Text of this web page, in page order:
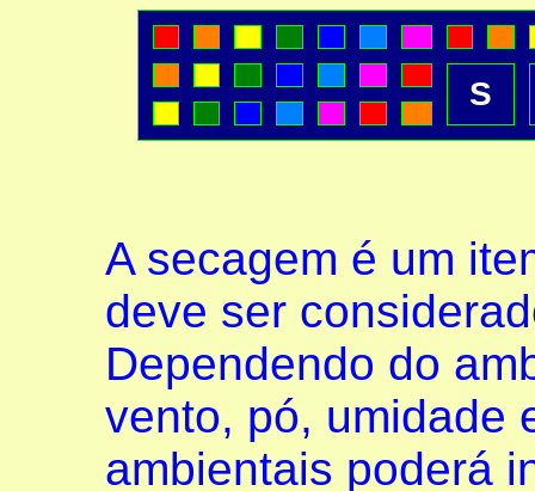
S
A secagem é um
deve ser
Dependendo do
vento, pó, umidade
ambientais poderá